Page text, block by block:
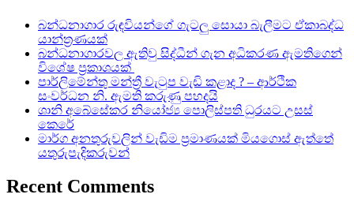
බන්ධනාගාර රුඳවියන්ගේ ගැටලු සොයා බැලීමට ඒකාබද්ධ
යාන්ත්‍රණයක්
බන්ධනාගාරවල ඇතිවු සිද්ධීන් ගැන අධිකරණ ඇමතිගෙන්
විශේෂ ප්‍රකාශයක්
පාර්ලිමේන්තු මන්ත්‍රී වැටුප වැඩි කළාද ? – ආර්ථික
සංවර්ධන නි. ඇමති කරුණු පහදයි
ශානි අබේසේකර නියෝජ්‍ය පොලිස්පති ධුරයට උසස්
කෙරේ
මාර්ග අනතුරුවලින් වැඩිම ප්‍රමාණයක් මියගොස් ඇත්තේ
යතුරුපැදිකරුවන්
Recent Comments